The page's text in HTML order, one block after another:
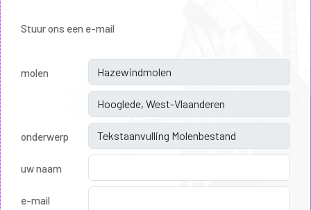
Stuur ons een e-mail
molen
onderwerp
uw naam
e-mail